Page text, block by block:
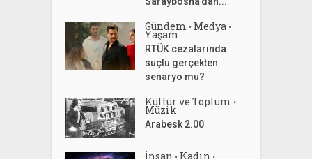
Gündem • Medya •
Yaşam
RTÜK cezalarında
suçlu gerçekten
senaryo mu?
Kültür ve Toplum •
Müzik
Arabesk 2.00
İnsan • Kadın •